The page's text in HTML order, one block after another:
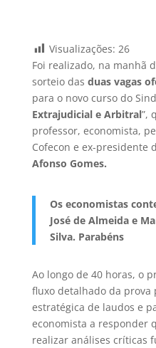
Visualizações: 26
Foi realizado, na manhã
sorteio das duas vagas
para o novo curso do
Extrajudicial e Arbitral”,
professor, economista,
Cofecon e ex-presidente
Afonso Gomes.
Os economistas
José de Almeida e
Silva. Parabéns
Ao longo de 40 horas, o
fluxo detalhado da prova
estratégica de laudos e
economista a responder
realizar análises críticas